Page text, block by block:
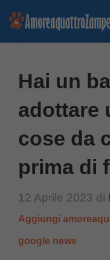
Vai
Hai un
adottare
cose da
prima di
12 Aprile 2023 di
Aggiungi
google news